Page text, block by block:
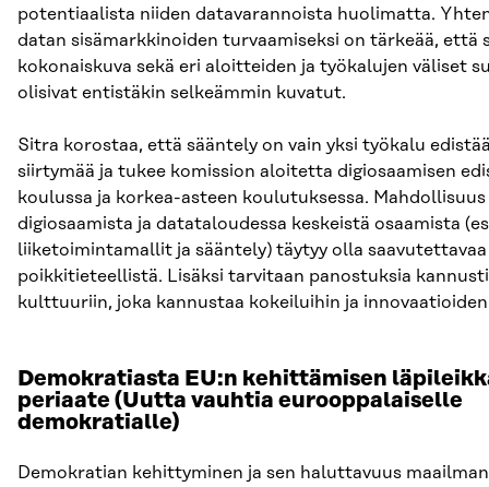
potentiaalista niiden datavarannoista huolimatta.
datan sisämarkkinoiden turvaamiseksi on tärkeää, että
kokonaiskuva sekä eri aloitteiden ja työkalujen väliset
olisivat entistäkin selkeämmin kuvatut.
Sitra korostaa, että sääntely on vain yksi työkalu
siirtymää ja tukee komission aloitetta digiosaamisen
koulussa ja korkea-asteen koulutuksessa.
digiosaamista ja datataloudessa keskeistä osaamista
liiketoimintamallit ja sääntely) täytyy olla saavutettavaa
poikkitieteellistä. Lisäksi tarvitaan panostuksia
kulttuuriin, joka kannustaa kokeiluihin ja
Demokratiasta EU:n kehittämisen
periaate (Uutta vauhtia eurooppalaiselle
demokratialle)
Demokratian kehittyminen ja sen haluttavuus